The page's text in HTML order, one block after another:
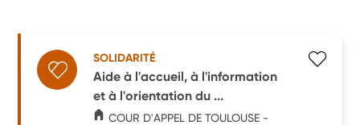
SOLIDARITÉ
Aide à l'accueil, à l'information
et à l'orientation du ...
COUR D'APPEL DE TOULOUSE -